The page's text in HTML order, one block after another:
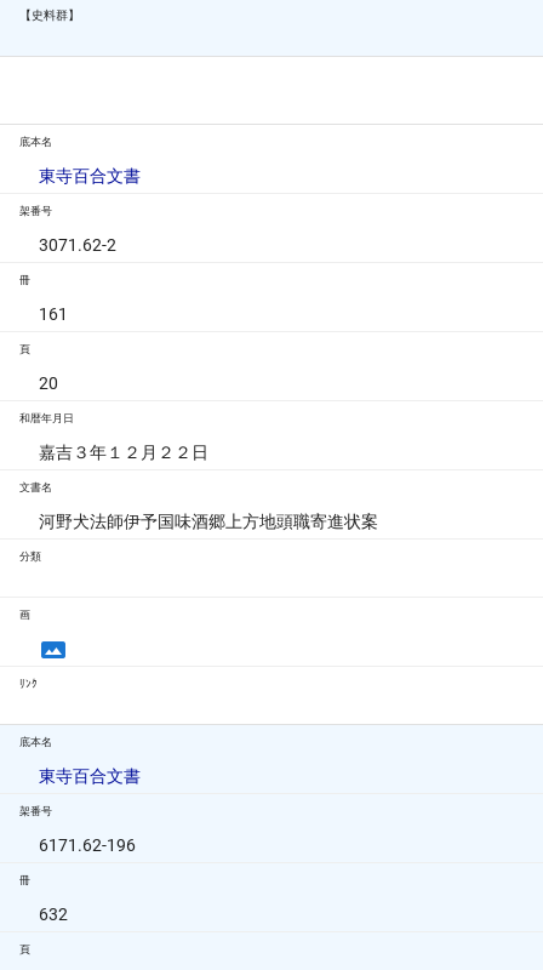
【史料群】
底本名
東寺百合文書
架番号
3071.62-2
冊
161
頁
20
和暦年月日
嘉吉３年１２月２２日
文書名
河野犬法師伊予国味酒郷上方地頭職寄進状案
分類
画
ﾘﾝｸ
底本名
東寺百合文書
架番号
6171.62-196
冊
632
頁